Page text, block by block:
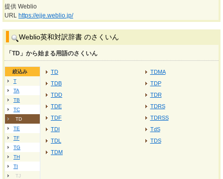
提供 Weblio
URL https://ejje.weblio.jp/
Weblio英和対訳辞書 のさくいん
「TD」から始まる用語のさくいん
絞込み
T
TA
TB
TC
TD
TE
TF
TG
TH
TI
TJ
TD
TDB
TDD
TDE
TDF
TDI
TDL
TDM
TDMA
TDP
TDR
TDRS
TDRSS
TdS
TDS